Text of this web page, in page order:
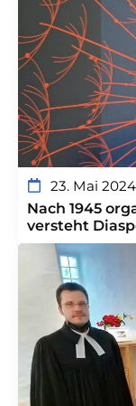
23. Mai 2024
Nach 1945
versteht